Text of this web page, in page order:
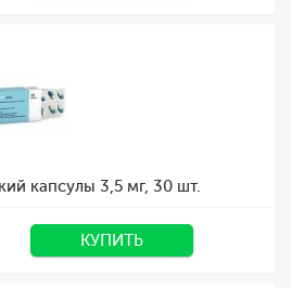
капсулы 3,5 мг, 30 шт.
КУПИТЬ